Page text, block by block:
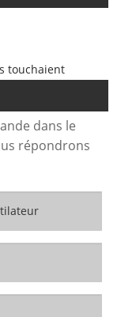
touchaient
dans le
répondrons